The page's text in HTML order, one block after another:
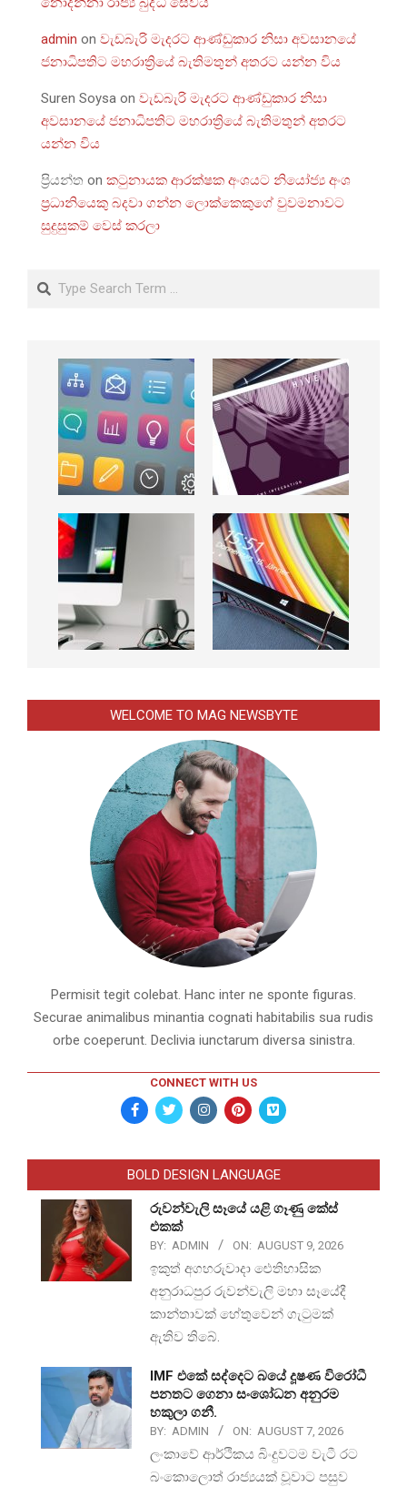
admin on වැඩබැරි මැදරට ආණ්ඩුකාර නිසා අවසානයේ
ජනාධිපතිට මහරාත්‍රියේ බැතිමතුන් අතරට යන්න විය
Suren Soysa on වැඩබැරි මැදරට ආණ්ඩුකාර නිසා
අවසානයේ ජනාධිපතිට මහරාත්‍රියේ බැතිමතුන් අතරට
යන්න විය
ප්‍රියන්ත on කටුනායක ආරක්ෂක අංශයට නියෝජ්‍ය අංශ
ප්‍රධානියෙකු බදවා ගන්න ලොක්කෙකුගේ වුවමනාවට
සුදුසුකම් වෙස් කරලා
Search
WELCOME TO MAG NEWSBYTE
Permisit tegit colebat. Hanc inter ne sponte figuras.
Securae animalibus minantia cognati habitabilis sua rudis
orbe coeperunt. Declivia iunctarum diversa sinistra.
CONNECT WITH US
BOLD DESIGN LANGUAGE
රුවන්වැලි සෑයේ යළි ගෑණු කේස්
එකක්
BY: ADMIN ON: AUGUST 9, 2026
ඉකුත් අගහරුවාදා ඓතිහාසික
අනුරාධපුර රුවන්වැලි මහා සෑයේදී
කාන්තාවක් හේතුවෙන් ගැටුමක්
ඇතිව තිබේ.
IMF එකේ සද්දෙට බයේ දූෂණ විරෝධී
පනතට ගෙනා සංශෝධන අනුරම
හකුලා ගනී.
BY: ADMIN ON: AUGUST 7, 2026
ලංකාවේ ආර්ථිකය බිංදුවටම වැටී රට
බංකොලොත් රාජ්‍යයක් වූවාට පසුව